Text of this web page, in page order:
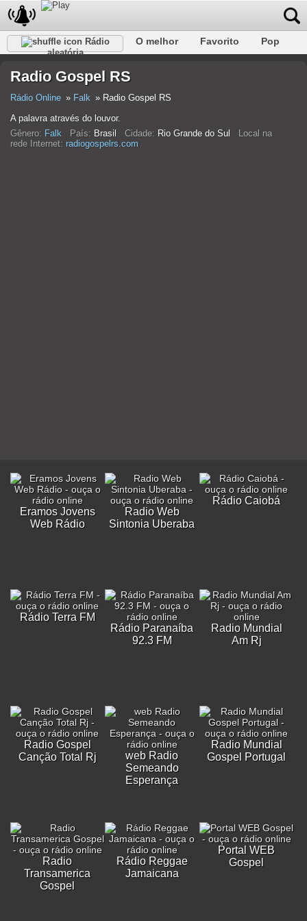
Rádio
aleatória
O melhor Favorito
Pop
Rap
Falk Jazz
Radio Gospel RS
Rádio Online Falk
Radio Gospel RS
A palavra através do louvor.
Gênero: Falk País: Brasil Cidade: Rio Grande do Sul
Local na
rede Internet: radiogospelrs.com
Eramos Jovens
Web Rádio
Radio Web
Sintonia Uberaba
Rádio Caiobá
Rádio Terra FM
Rádio Paranaíba
92.3 FM
Radio Mundial
Am Rj
Radio Gospel
Canção Total Rj
web Radio
Semeando
Esperança
Radio Mundial
Gospel Portugal
Radio
Transamerica
Gospel
Rádio Reggae
Jamaicana
Portal WEB
Gospel